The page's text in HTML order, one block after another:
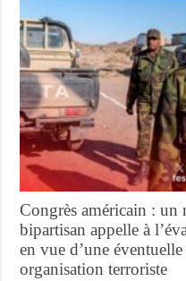
Congrès américain :
bipartisan appelle à
en vue d’une
organisation terroriste